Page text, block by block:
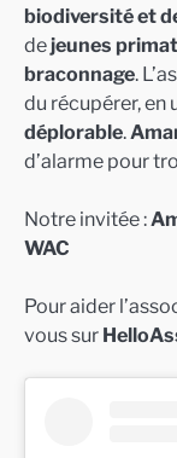
biodiversité et
dejeunes
braconnage.
du récupérer, en
déplorable.
d’alarme pour
Notre invitée :
WAC
Pour aider
vous sur